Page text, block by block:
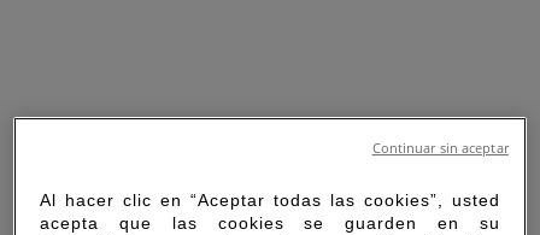
Al hacer clic en “Aceptar todas las cookies”, usted
acepta que las cookies se guarden en su
Continuar sin aceptar